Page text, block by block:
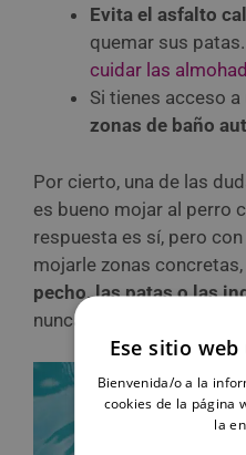
Evita el asfalto
quemar sus
cuidar las
Si tienes acceso a
zonas de baño
Por cierto, una de las
es bueno mojar al perro
respuesta es sí, pero
mojarle zonas
pecho, las patas o las
nunca helada.
Ese sitio
Bienvenida/o a la
cookies de la página
la